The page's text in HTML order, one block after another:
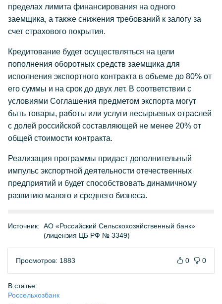
пределах лимита финансирования на одного
заемщика, а также снижения требований к залогу за
счет страхового покрытия.
Кредитование будет осуществляться на цели
пополнения оборотных средств заемщика для
исполнения экспортного контракта в объеме до 80% от
его суммы и на срок до двух лет. В соответствии с
условиями Соглашения предметом экспорта могут
быть товары, работы или услуги несырьевых отраслей
с долей российской составляющей не менее 20% от
общей стоимости контракта.
Реализация программы придаст дополнительный
импульс экспортной деятельности отечественных
предприятий и будет способствовать динамичному
развитию малого и среднего бизнеса.
Источник: АО «Российский Сельскохозяйственный банк»
(лицензия ЦБ РФ № 3349)
Просмотров: 1883 0 0
В статье:
Россельхозбанк